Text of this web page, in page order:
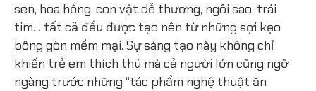
sen, hoa hồng, con vật dễ thương, ngôi sao, trái
tim… tất cả đều được tạo nên từ những sợi kẹo
bông gòn mềm mại. Sự sáng tạo này không chỉ
khiến trẻ em thích thú mà cả người lớn cũng ngỡ
ngàng trước những “tác phẩm nghệ thuật ăn